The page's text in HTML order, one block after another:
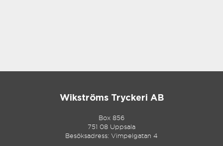
Wikströms Tryckeri AB
Box 856
751 08 Uppsala
Besöksadress: Vimpelgatan 4